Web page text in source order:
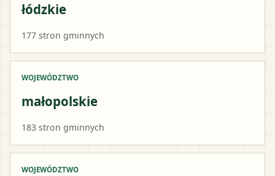
łódzkie
177 stron gminnych
WOJEWÓDZTWO
małopolskie
183 stron gminnych
WOJEWÓDZTWO